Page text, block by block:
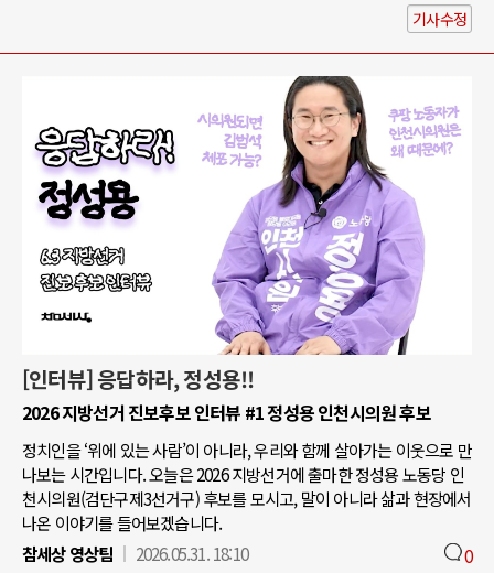
기사수정
[인터뷰] 응답하라, 정성용!!
2026 지방선거 진보후보 인터뷰 #1 정성용 인천시의원 후보
정치인을 ‘위에 있는 사람’이 아니라, 우리와 함께 살아가는 이웃으로 만
나보는 시간입니다. 오늘은 2026 지방선거에 출마한 정성용 노동당 인
천시의원(검단구제3선거구) 후보를 모시고, 말이 아니라 삶과 현장에서
나온 이야기를 들어보겠습니다.
참세상 영상팀
2026.05.31. 18:10 0